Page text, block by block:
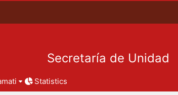
Secretaría de Unidad
Statistics